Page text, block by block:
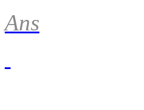
Ans